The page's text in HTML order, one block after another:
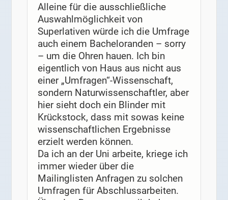
Alleine für die ausschließliche
Auswahlmöglichkeit von
Superlativen würde ich die Umfrage
auch einem Bacheloranden – sorry
– um die Ohren hauen. Ich bin
eigentlich von Haus aus nicht aus
einer „Umfragen“-Wissenschaft,
sondern Naturwissenschaftler, aber
hier sieht doch ein Blinder mit
Krückstock, dass mit sowas keine
wissenschaftlichen Ergebnisse
erzielt werden können.
Da ich an der Uni arbeite, kriege ich
immer wieder über die
Mailinglisten Anfragen zu solchen
Umfragen für Abschlussarbeiten.